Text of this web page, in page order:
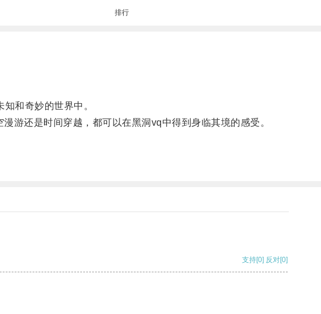
排行
和奇妙的世界中。
还是时间穿越，都可以在黑洞vq中得到身临其境的感受。
支持[0] 反对[0]